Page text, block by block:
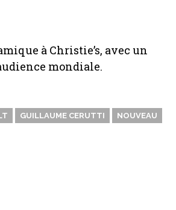
à Christie’s, avec un
mondiale.
GUILLAUME CERUTTI
NOUVEAU